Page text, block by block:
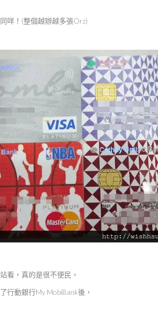
咩！(整個越辦越多張Orz)
看，真的是很不便民，
行動銀行My MobiBank後，